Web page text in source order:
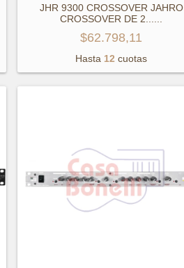
JHR 9300 CROSSOVER JAHRO
CROSSOVER DE 2...
$62.798,11
Hasta 12 cuotas